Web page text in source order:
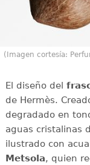
(Imagen cortesía:
El diseño del
de Hermès.
degradado en
aguas cristalinas
ilustrado con
Metsola, quien